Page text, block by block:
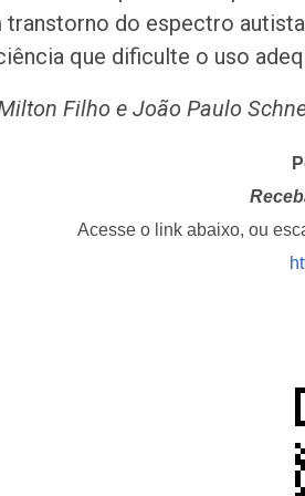
transtorno do espectro
que dificulte o uso
Filho e João Paulo
Acesse o link abaixo, ou